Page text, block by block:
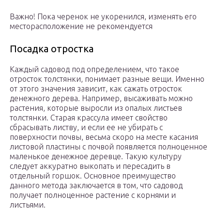
Важно! Пока черенок не укоренился, изменять его
месторасположение не рекомендуется
Посадка отростка
Каждый садовод под определением, что такое
отросток толстянки, понимает разные вещи. Именно
от этого значения зависит, как сажать отросток
денежного дерева. Например, высаживать можно
растения, которые выросли из опалых листьев
толстянки. Старая крассула имеет свойство
сбрасывать листву, и если ее не убирать с
поверхности почвы, весьма скоро на месте касания
листовой пластины с почвой появляется полноценное
маленькое денежное деревце. Такую культуру
следует аккуратно выкопать и пересадить в
отдельный горшок. Основное преимущество
данного метода заключается в том, что садовод
получает полноценное растение с корнями и
листьями.